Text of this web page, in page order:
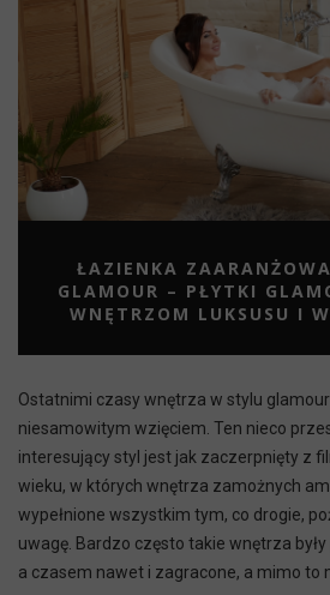
ŁAZIENKA
GLAMOUR – PŁYTKI
WNĘTRZOM LUKSUSU I
Ostatnimi czasy wnętrza w stylu
niesamowitym wzięciem. Ten nieco
interesujący styl jest jak zaczerpnięty z
wieku, w których wnętrza zamożnych
wypełnione wszystkim tym, co drogie,
uwagę. Bardzo często takie wnętrza
a czasem nawet i zagracone, a mimo to